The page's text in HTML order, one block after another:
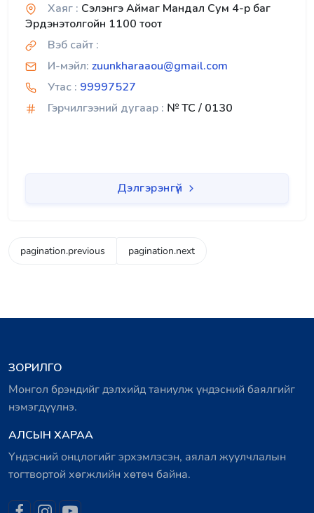
Хаяг : Сэлэнгэ Аймаг Мандал Сум 4-р баг
Эрдэнэтолгойн 1100 тоот
Вэб сайт :
И-мэйл: zuunkharaaou@gmail.com
Утас : 99997527
Гэрчилгээний дугаар : № TC / 0130
Дэлгэрэнгүй
pagination.previous pagination.next
ЗОРИЛГО
Монгол брэндийг дэлхийд таниулж үндэсний баялгийг
нэмэгдүүлнэ.
АЛСЫН ХАРАА
Үндэсний онцлогийг эрхэмлэсэн, аялал жуулчлалын
тогтвортой хөгжлийн хөтөч байна.